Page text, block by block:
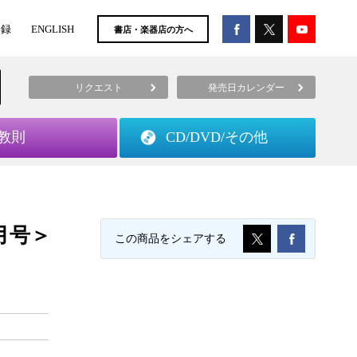
ENGLISH 書店・楽器店の方へ
リクエスト 発売日カレンダー
則 CD/DVD/その他
号＞ この商品をシェアする